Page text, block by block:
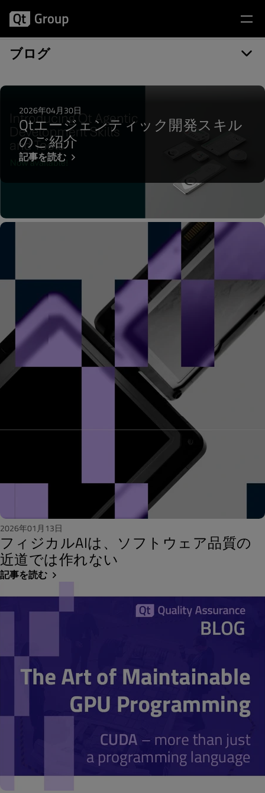
ブログ
記事カテゴリー: CUDA
2026年04月30日
Qtエージェンティック開発スキル
のご紹介
記事を読む
2026年01月13日
フィジカルAIは、ソフトウェア品質の
近道では作れない
記事を読む